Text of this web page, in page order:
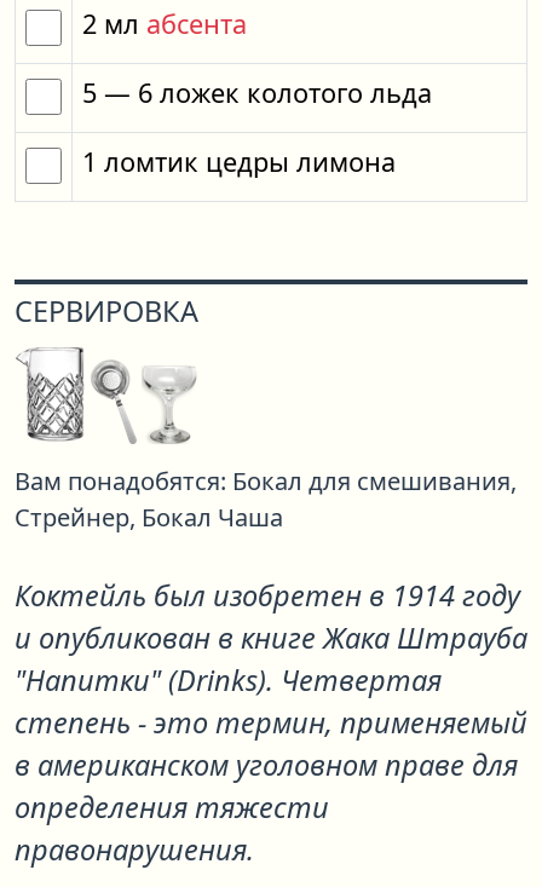
2 мл абсента
5 — 6 ложек колотого льда
1 ломтик цедры лимона
СЕРВИРОВКА
Вам понадобятся: Бокал для смешивания,
Стрейнер, Бокал Чаша
Коктейль был изобретен в 1914 году
и опубликован в книге Жака Штрауба
"Напитки" (Drinks). Четвертая
степень - это термин, применяемый
в американском уголовном праве для
определения тяжести
правонарушения.